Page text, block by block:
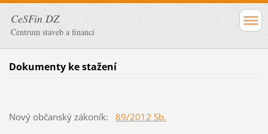
CeSFin DZ
Centrum staveb a financí
Dokumenty ke stažení
Nový občanský zákoník: 89/2012 Sb.